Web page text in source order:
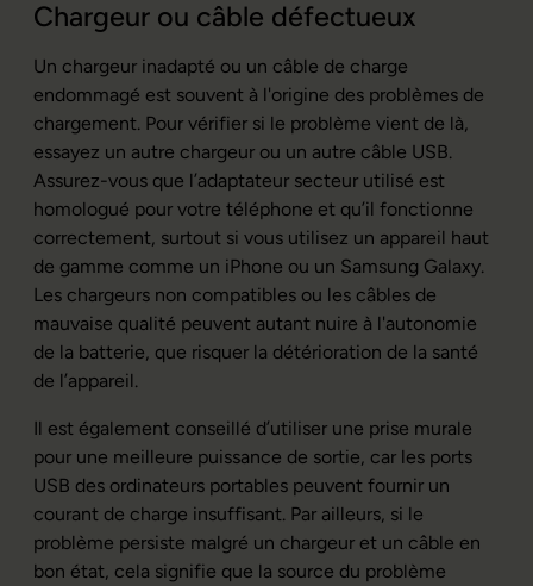
Chargeur ou câble défectueux
Un chargeur inadapté ou un câble de charge
endommagé est souvent à l'origine des problèmes de
chargement. Pour vérifier si le problème vient de là,
essayez un autre chargeur ou un autre câble USB.
Assurez-vous que l’adaptateur secteur utilisé est
homologué pour votre téléphone et qu’il fonctionne
correctement, surtout si vous utilisez un appareil haut
de gamme comme un iPhone ou un Samsung Galaxy.
Les chargeurs non compatibles ou les câbles de
mauvaise qualité peuvent autant nuire à l'autonomie
de la batterie, que risquer la détérioration de la santé
de l’appareil.
Il est également conseillé d’utiliser une prise murale
pour une meilleure puissance de sortie, car les ports
USB des ordinateurs portables peuvent fournir un
courant de charge insuffisant. Par ailleurs, si le
problème persiste malgré un chargeur et un câble en
bon état, cela signifie que la source du problème